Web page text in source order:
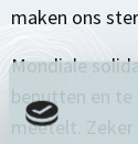
maken ons
Mondiale
benutten en
meetelt.